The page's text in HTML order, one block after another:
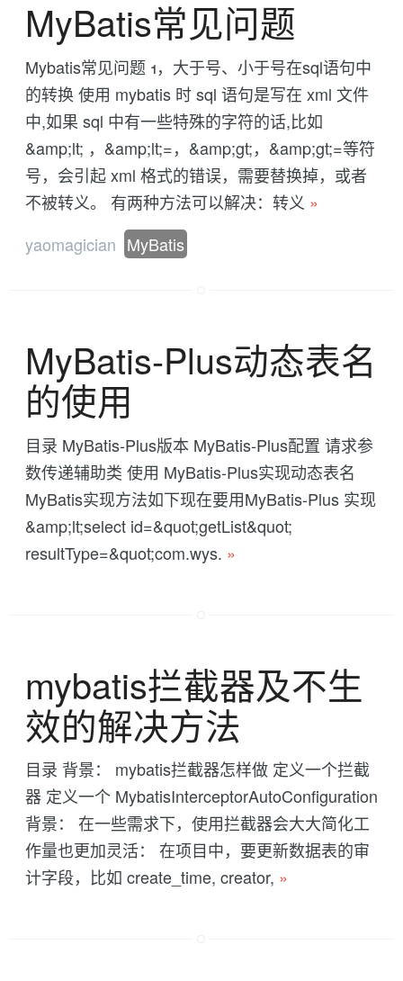
MyBatis常见问题
Mybatis常见问题 1，大于号、小于号在sql语句中
的转换 使用 mybatis 时 sql 语句是写在 xml 文件
中,如果 sql 中有一些特殊的字符的话,比如
&amp;lt; ，&amp;lt;=，&amp;gt;，&amp;gt;=等符
号，会引起 xml 格式的错误，需要替换掉，或者
不被转义。 有两种方法可以解决：转义 »
yaomagician MyBatis
MyBatis-Plus动态表名
的使用
目录 MyBatis-Plus版本 MyBatis-Plus配置 请求参
数传递辅助类 使用 MyBatis-Plus实现动态表名
MyBatis实现方法如下现在要用MyBatis-Plus 实现
&amp;lt;select id=&quot;getList&quot;
resultType=&quot;com.wys. »
mybatis拦截器及不生
效的解决方法
目录 背景： mybatis拦截器怎样做 定义一个拦截
器 定义一个 MybatisInterceptorAutoConfiguration
背景： 在一些需求下，使用拦截器会大大简化工
作量也更加灵活： 在项目中，要更新数据表的审
计字段，比如 create_time, creator, »